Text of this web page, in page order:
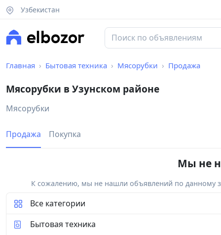
Узбекистан
Главная Бытовая техника Мясорубки Продажа
Мясорубки в Узунском районе
Мясорубки
Продажа Покупка
Мы не
К сожалению, мы не нашли объявлений по данному
Все категории
Бытовая техника